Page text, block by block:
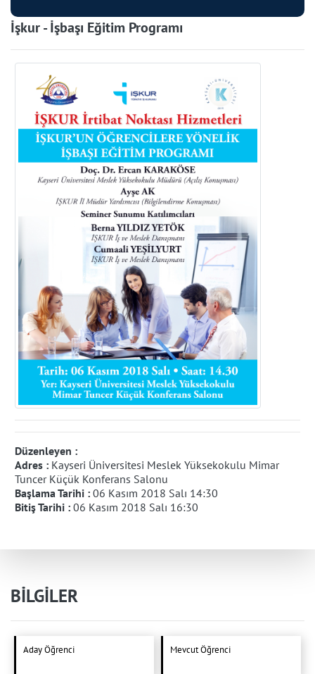
İşkur - İşbaşı Eğitim Programı
Düzenleyen :
Adres : Kayseri Üniversitesi Meslek Yüksekokulu Mimar
Tuncer Küçük Konferans Salonu
Başlama Tarihi : 06 Kasım 2018 Salı 14:30
Bitiş Tarihi : 06 Kasım 2018 Salı 16:30
BİLGİLER
Aday Öğrenci Mevcut Öğrenci